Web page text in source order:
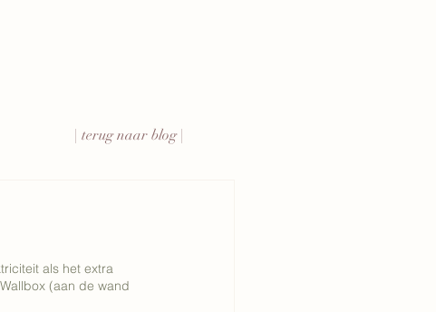
| terug naar blog |
als het extra
(aan de wand